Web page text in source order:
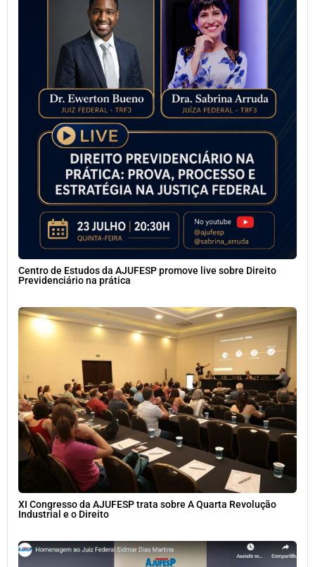
Centro de Estudos da AJUFESP promove live sobre Direito
Previdenciário na prática
XI Congresso da AJUFESP trata sobre A Quarta Revolução
Industrial e o Direito